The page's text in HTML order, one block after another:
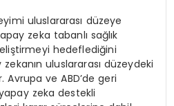
uluslararası düzeye
zeka tabanlı sağlık
hedeflediğini
uluslararası düzeydeki
ve ABD’de geri
zeka destekli